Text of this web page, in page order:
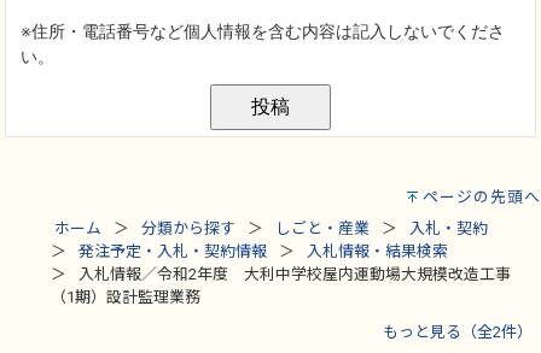
ページの先頭へ
ホーム
分類から探す しごと・産業
入札・契約
発注予定・入札・契約情報
入札情報・結果検索
入札情報／令和2年度 大利中学校屋内運動場大規模改造工事
（1期）設計監理業務
もっと見る（全2件）